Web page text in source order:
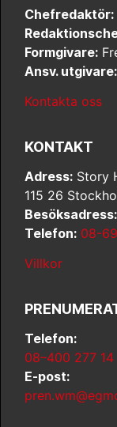
Chefredaktör:
Formgivare:
Ansv. utgivare:
Kontakta oss
KONTAKT
Adress: Story
115 26
Besöksadress:
Telefon: 08-
Villkor
Telefon:
08–400 277 14
E-post: